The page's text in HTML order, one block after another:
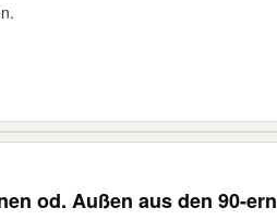
od. Außen aus den 90-ern